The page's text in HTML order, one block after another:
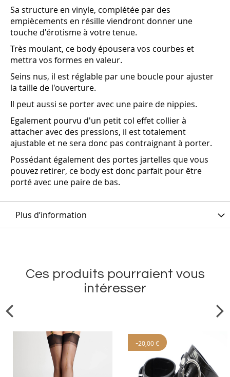
Sa structure en vinyle, complétée par des
empiècements en résille viendront donner une
touche d'érotisme à votre tenue.
Très moulant, ce body épousera vos courbes et
mettra vos formes en valeur.
Seins nus, il est réglable par une boucle pour ajuster
la taille de l'ouverture.
Il peut aussi se porter avec une paire de nippies.
Egalement pourvu d'un petit col effet collier à
attacher avec des pressions, il est totalement
ajustable et ne sera donc pas contraignant à porter.
Possédant également des portes jartelles que vous
pouvez retirer, ce body est donc parfait pour être
porté avec une paire de bas.
Plus d’information
Ces produits pourraient vous
intéresser
-20,00 €